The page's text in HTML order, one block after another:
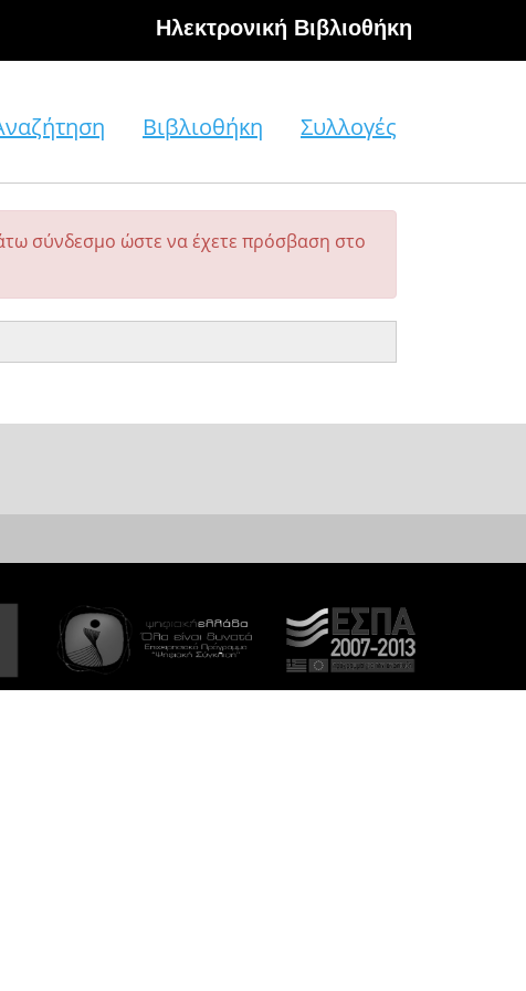
Hλεκτρονική Βιβλιοθήκη
Βιβλιοθήκη Συλλογές
σύνδεσμο ώστε να έχετε πρόσβαση στο